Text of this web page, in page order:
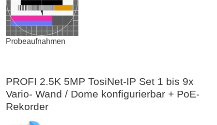
Probeaufnahmen
PROFI 2.5K 5MP TosiNet-IP Set 1 bis 9x
Vario- Wand / Dome konfigurierbar + PoE-
Rekorder